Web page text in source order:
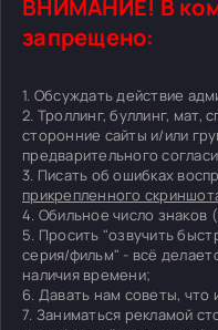
ВНИМАНИЕ! В
запрещено:
1. Обсуждать действие
2. Троллинг, буллинг, мат,
сторонние сайты и/или
предварительного
3. Писать об ошибках
прикрепленного
4. Обильное число
5. Просить "озвучить
серия/фильм" - всё
наличия времени;
6. Давать нам советы, что
7. Заниматься рекламой